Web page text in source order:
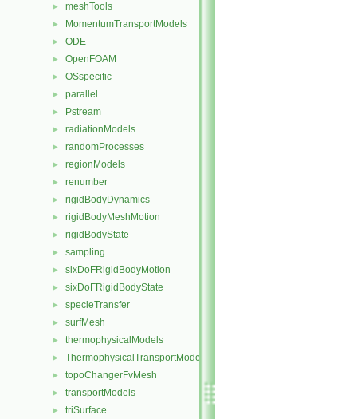
► meshTools
► MomentumTransportModels
► ODE
► OpenFOAM
► OSspecific
► parallel
► Pstream
► radiationModels
► randomProcesses
► regionModels
► renumber
► rigidBodyDynamics
► rigidBodyMeshMotion
► rigidBodyState
► sampling
► sixDoFRigidBodyMotion
► sixDoFRigidBodyState
► specieTransfer
► surfMesh
► thermophysicalModels
► ThermophysicalTransportModels
► topoChangerFvMesh
► transportModels
► triSurface